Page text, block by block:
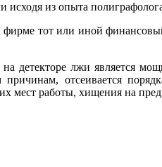
исходя из опыта
тот или иной
детекторе лжи является
отсеивается
мест работы, хищения на